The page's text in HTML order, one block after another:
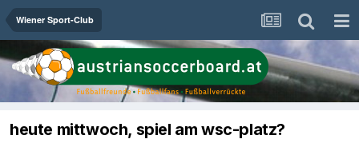
Wiener Sport-Club
heute mittwoch, spiel am wsc-platz?